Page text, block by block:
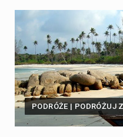
PODRÓŻE | PODRÓŻUJ